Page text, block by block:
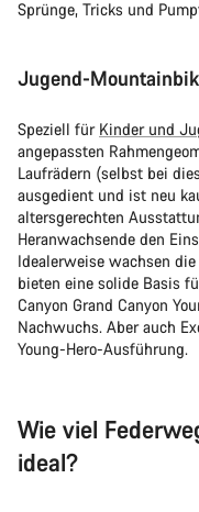
Sprünge, Tricks und
Jugend-
Speziell für Kinder und
angepassten
Laufrädern (selbst bei
ausgedient und ist neu
altersgerechten
Heranwachsende den
Idealerweise wachsen
bieten eine solide Basis
Canyon Grand Canyon
Nachwuchs. Aber auch
Young-Hero-Ausführung.
Wie viel
ideal?